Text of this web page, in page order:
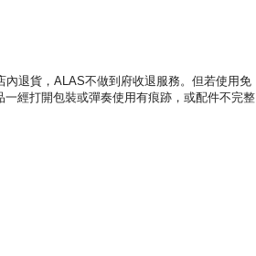
內退貨，ALAS不做到府收退服務。但若使用免
經打開包裝或彈奏使用有痕跡，或配件不完整